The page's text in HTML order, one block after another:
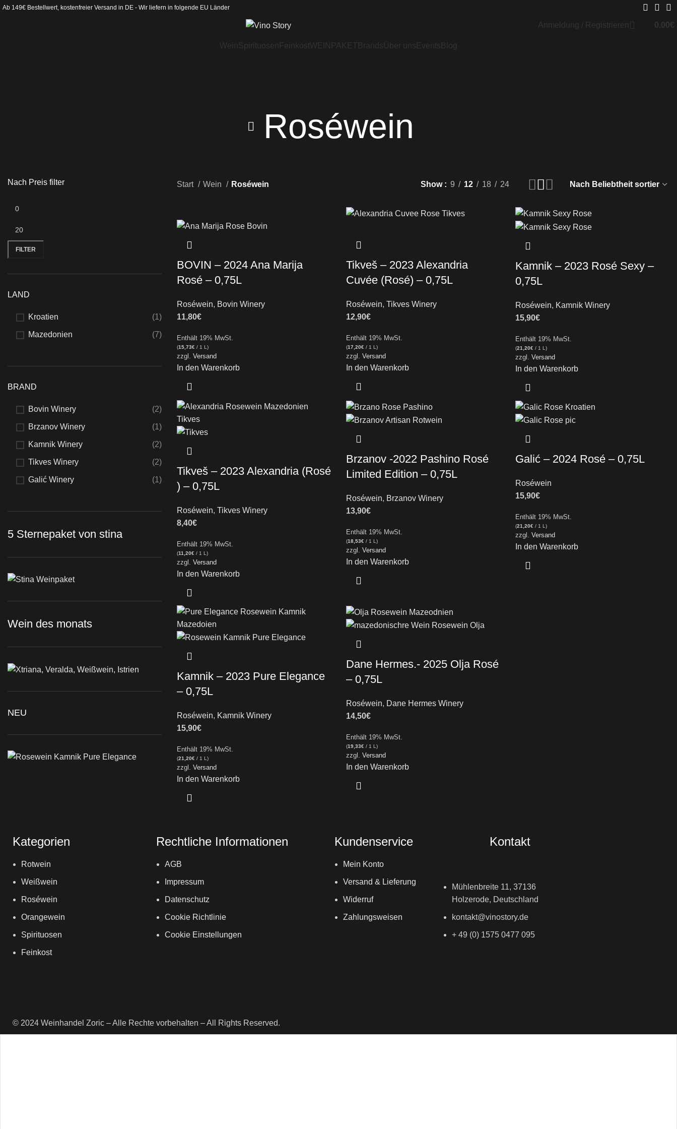
Ab 149€ Bestellwert, kostenfreier Versand in DE - Wir liefern in folgende EU Länder
Anmeldung / Registrieren 0,00€
Wein Spirituosen FeinkostWEINPAKET Brands Über uns Events Blog
Roséwein
Nach Preis filter
FILTER
LAND
Kroatien (1)
Mazedonien (7)
BRAND
Bovin Winery (2)
Brzanov Winery (1)
Kamnik Winery (2)
Tikves Winery (2)
Galić Winery (1)
5 Sternepaket von stina
Wein des monats
NEU
Start Wein Roséwein Show 9 12 18 24
BOVIN – 2024 Ana Marija
Rosé – 0,75L
Roséwein, Bovin Winery
11,80€
Enthält 19% MwSt.
(15,73€ / 1 L)
zzgl. Versand
In den Warenkorb
Tikveš – 2023 Alexandria
Cuvée (Rosé) – 0,75L
Roséwein, Tikves Winery
12,90€
Enthält 19% MwSt.
(17,20€ / 1 L)
zzgl. Versand
In den Warenkorb
Kamnik – 2023 Rosé Sexy –
0,75L
Roséwein, Kamnik Winery
15,90€
Enthält 19% MwSt.
(21,20€ / 1 L)
zzgl. Versand
In den Warenkorb
Tikveš – 2023 Alexandria (Rosé
) – 0,75L
Roséwein, Tikves Winery
8,40€
Enthält 19% MwSt.
(11,20€ / 1 L)
zzgl. Versand
In den Warenkorb
Brzanov -2022 Pashino Rosé
Limited Edition – 0,75L
Roséwein, Brzanov Winery
13,90€
Enthält 19% MwSt.
(18,53€ / 1 L)
zzgl. Versand
In den Warenkorb
Galić – 2024 Rosé – 0,75L
Roséwein
15,90€
Enthält 19% MwSt.
(21,20€ / 1 L)
zzgl. Versand
In den Warenkorb
Kamnik – 2023 Pure Elegance
– 0,75L
Roséwein, Kamnik Winery
15,90€
Enthält 19% MwSt.
(21,20€ / 1 L)
zzgl. Versand
In den Warenkorb
Dane Hermes.- 2025 Olja Rosé
– 0,75L
Roséwein, Dane Hermes Winery
14,50€
Enthält 19% MwSt.
(19,33€ / 1 L)
zzgl. Versand
In den Warenkorb
Kategorien
Rotwein
Weißwein
Roséwein
Orangewein
Spirituosen
Feinkost
Rechtliche Informationen
AGB
Impressum
Datenschutz
Cookie Richtlinie
Cookie Einstellungen
Kundenservice
Mein Konto
Versand & Lieferung
Widerruf
Zahlungsweisen
Kontakt
Mühlenbreite 11, 37136
Holzerode, Deutschland
kontakt@vinostory.de
+ 49 (0) 1575 0477 095
© 2024 Weinhandel Zoric – Alle Rechte vorbehalten – All Rights Reserved.